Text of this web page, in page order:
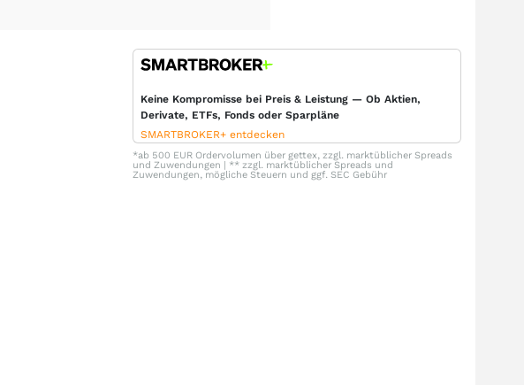
Keine Kompromisse bei Preis & Leistung — Ob Aktien,
Derivate, ETFs, Fonds oder Sparpläne
SMARTBROKER+ entdecken
*ab 500 EUR Ordervolumen über gettex, zzgl. marktüblicher Spreads
und Zuwendungen | ** zzgl. marktüblicher Spreads und
Zuwendungen, mögliche Steuern und ggf. SEC Gebühr